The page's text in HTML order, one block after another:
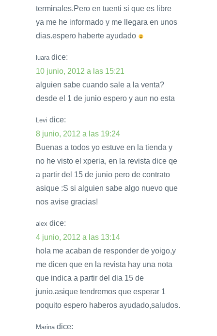
terminales.Pero en tuenti si que es libre
ya me he informado y me llegara en unos
dias.espero haberte ayudado
luara dice:
10 junio, 2012 a las 15:21
alguien sabe cuando sale a la venta?
desde el 1 de junio espero y aun no esta
Levi dice:
8 junio, 2012 a las 19:24
Buenas a todos yo estuve en la tienda y
no he visto el xperia, en la revista dice qe
a partir del 15 de junio pero de contrato
asique :S si alguien sabe algo nuevo que
nos avise gracias!
alex dice:
4 junio, 2012 a las 13:14
hola me acaban de responder de yoigo,y
me dicen que en la revista hay una nota
que indica a partir del dia 15 de
junio,asique tendremos que esperar 1
poquito espero haberos ayudado,saludos.
Marina dice: